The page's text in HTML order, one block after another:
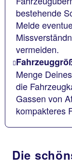
bestehende
Melde
vermeiden.
Menge
die
Gassen von
kompakteres
Die